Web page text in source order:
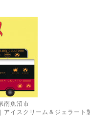
南魚沼市
アイスクリーム＆ジェラート